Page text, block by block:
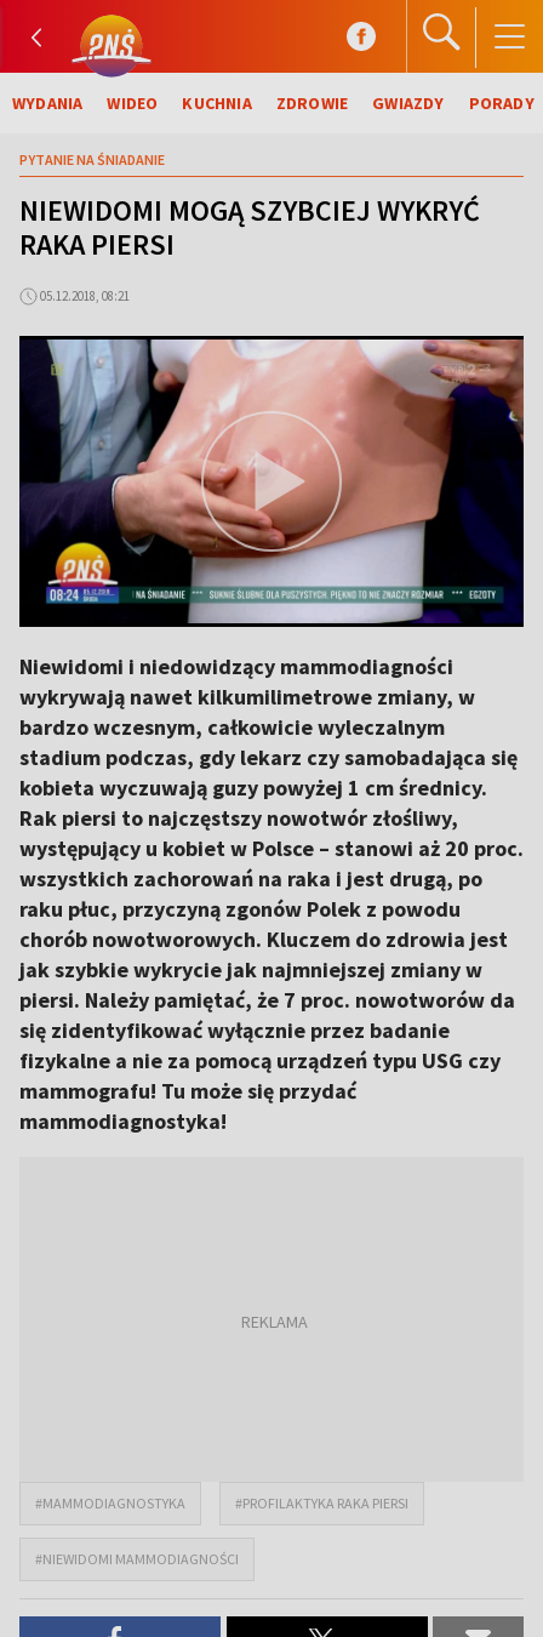
WYDANIA WIDEO KUCHNIA ZDROWIE GWIAZDY PORADY
PYTANIE NA ŚNIADANIE
NIEWIDOMI MOGĄ SZYBCIEJ WYKRYĆ
RAKA PIERSI
05.12.2018, 08:21
Niewidomi i niedowidzący mammodiagności
wykrywają nawet kilkumilimetrowe zmiany, w
bardzo wczesnym, całkowicie wyleczalnym
stadium podczas, gdy lekarz czy samobadająca się
kobieta wyczuwają guzy powyżej 1 cm średnicy.
Rak piersi to najczęstszy nowotwór złośliwy,
występujący u kobiet w Polsce – stanowi aż 20 proc.
wszystkich zachorowań na raka i jest drugą, po
raku płuc, przyczyną zgonów Polek z powodu
chorób nowotworowych. Kluczem do zdrowia jest
jak szybkie wykrycie jak najmniejszej zmiany w
piersi. Należy pamiętać, że 7 proc. nowotworów da
się zidentyfikować wyłącznie przez badanie
fizykalne a nie za pomocą urządzeń typu USG czy
mammografu! Tu może się przydać
mammodiagnostyka!
#MAMMODIAGNOSTYKA #PROFILAKTYKA RAKA PIERSI
#NIEWIDOMI MAMMODIAGNOŚCI